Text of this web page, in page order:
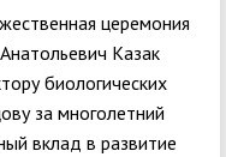
церемония
Казак
биологических
за многолетний
вклад в развитие